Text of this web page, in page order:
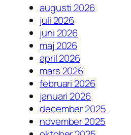
augusti 2026
juli 2026
juni 2026
maj 2026
april 2026
mars 2026
februari 2026
januari 2026
december 2025
november 2025